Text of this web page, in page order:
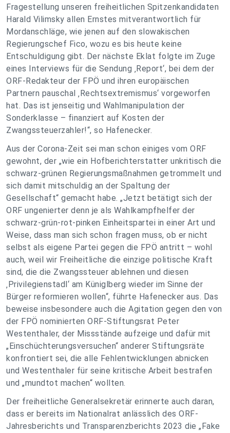
Fragestellung unseren freiheitlichen Spitzenkandidaten
Harald Vilimsky allen Ernstes mitverantwortlich für
Mordanschläge, wie jenen auf den slowakischen
Regierungschef Fico, wozu es bis heute keine
Entschuldigung gibt. Der nächste Eklat folgte im Zuge
eines Interviews für die Sendung ‚Report‘, bei dem der
ORF-Redakteur der FPÖ und ihren europäischen
Partnern pauschal ‚Rechtsextremismus‘ vorgeworfen
hat. Das ist jenseitig und Wahlmanipulation der
Sonderklasse – finanziert auf Kosten der
Zwangssteuerzahler!“, so Hafenecker.
Aus der Corona-Zeit sei man schon einiges vom ORF
gewohnt, der „wie ein Hofberichterstatter unkritisch die
schwarz-grünen Regierungsmaßnahmen getrommelt und
sich damit mitschuldig an der Spaltung der
Gesellschaft“ gemacht habe. „Jetzt betätigt sich der
ORF ungenierter denn je als Wahlkampfhelfer der
schwarz-grün-rot-pinken Einheitspartei in einer Art und
Weise, dass man sich schon fragen muss, ob er nicht
selbst als eigene Partei gegen die FPÖ antritt – wohl
auch, weil wir Freiheitliche die einzige politische Kraft
sind, die die Zwangssteuer ablehnen und diesen
‚Privilegienstadl‘ am Küniglberg wieder im Sinne der
Bürger reformieren wollen“, führte Hafenecker aus. Das
beweise insbesondere auch die Agitation gegen den von
der FPÖ nominierten ORF-Stiftungsrat Peter
Westenthaler, der Missstände aufzeige und dafür mit
„Einschüchterungsversuchen“ anderer Stiftungsräte
konfrontiert sei, die alle Fehlentwicklungen abnicken
und Westenthaler für seine kritische Arbeit bestrafen
und „mundtot machen“ wollten.
Der freiheitliche Generalsekretär erinnerte auch daran,
dass er bereits im Nationalrat anlässlich des ORF-
Jahresberichts und Transparenzberichts 2023 die „Fake